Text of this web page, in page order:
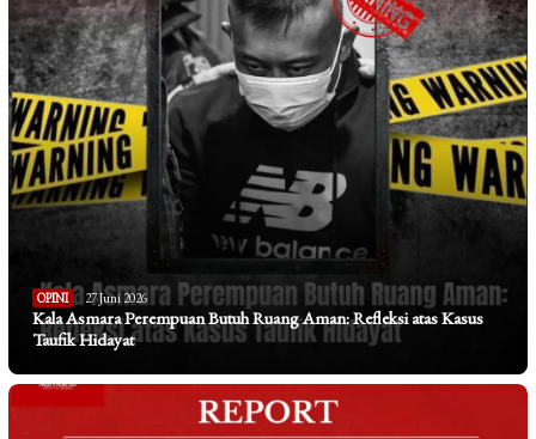
OPINI 27 Juni 2026
Kala Asmara Perempuan Butuh Ruang Aman: Refleksi atas Kasus
Taufik Hidayat